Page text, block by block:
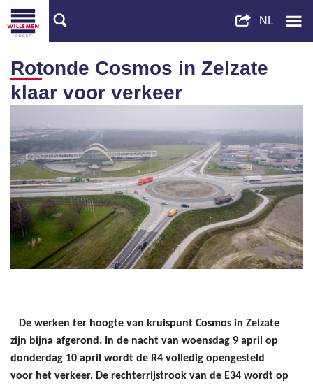
Rotonde Cosmos in Zelzate
klaar voor verkeer
De werken ter hoogte van kruispunt Cosmos in Zelzate
zijn bijna afgerond. In de nacht van woensdag 9 april op
donderdag 10 april wordt de R4 volledig opengesteld
voor het verkeer. De rechterrijstrook van de E34 wordt op